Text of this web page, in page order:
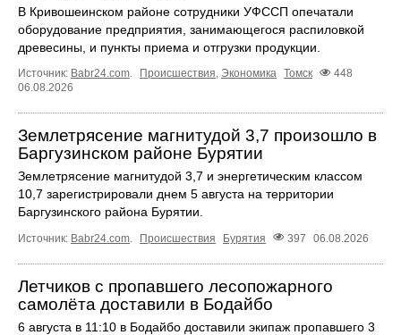
В Кривошеинском районе сотрудники УФССП опечатали
оборудование предприятия, занимающегося распиловкой
древесины, и пункты приема и отгрузки продукции.
Источник: Babr24.com. Происшествия, Экономика Томск
448
06.08.2026
Землетрясение магнитудой 3,7 произошло в
Баргузинском районе Бурятии
Землетрясение магнитудой 3,7 и энергетическим классом
10,7 зарегистрировали днем 5 августа на территории
Баргузинского района Бурятии.
Источник: Babr24.com Происшествия Бурятия 397 06.08.2026
Летчиков с пропавшего лесопожарного
самолёта доставили в Бодайбо
6 августа в 11:10 в Бодайбо доставили экипаж пропавшего 3